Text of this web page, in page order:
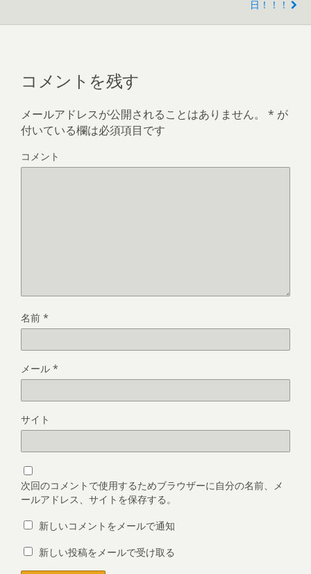
日！！！
コメントを残す
メールアドレスが公開されることはありません。 * が
付いている欄は必須項目です
コメント
名前 *
メール *
サイト
次回のコメントで使用するためブラウザーに自分の名前、メ
ールアドレス、サイトを保存する。
新しいコメントをメールで通知
新しい投稿をメールで受け取る